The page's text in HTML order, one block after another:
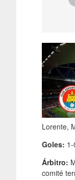
Lorente,
Goles:
Árbitro:
comité